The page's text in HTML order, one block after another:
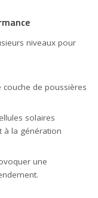
niveaux pour
couche de poussières
solaires
à la génération
une